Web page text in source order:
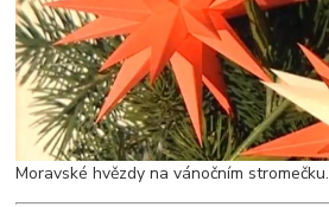
Moravské hvězdy na vánočním stromečku.